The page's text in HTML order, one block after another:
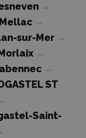
→
→
sur-Mer →
→
→
ST
Saint-